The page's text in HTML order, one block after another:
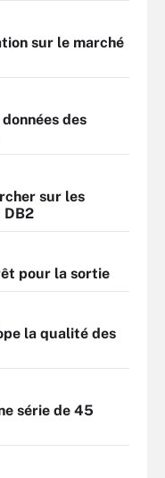
sur le marché
des
sur les
DB2
pour la sortie
la qualité des
série de 45